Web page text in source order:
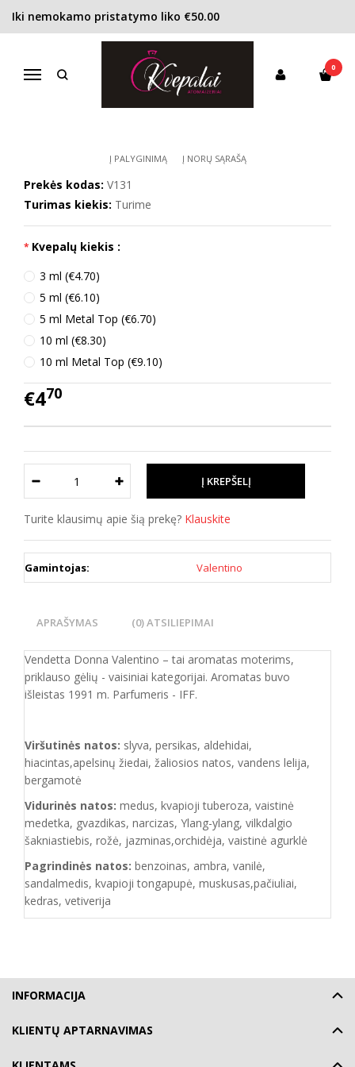
Iki nemokamo pristatymo liko €50.00
Navigacija
0
Pagrindinis KONCENTRACIJA
Tualetinis vanduo (EDT)
Valentino Vendetta Donna EDT moterims
VALENTINO VENDETTA DONNA
EDT MOTERIMS
Į PALYGINIMĄ Į NORŲ SĄRAŠĄ
Prekės kodas: V131
Turimas kiekis: Turime
Kvepalų kiekis :
3 ml (€4.70)
5 ml (€6.10)
5 ml Metal Top (€6.70)
10 ml (€8.30)
10 ml Metal Top (€9.10)
€470
Turite klausimų apie šią prekę? Klauskite
Gamintojas: Valentino
APRAŠYMAS (0) ATSILIEPIMAI
Vendetta Donna Valentino – tai aromatas moterims,
priklauso gėlių - vaisiniai kategorijai. Aromatas buvo
išleistas 1991 m. Parfumeris - IFF.
Viršutinės natos: slyva, persikas, aldehidai,
hiacintas,apelsinų žiedai, žaliosios natos, vandens lelija,
bergamotė
Vidurinės natos: medus, kvapioji tuberoza, vaistinė
medetka, gvazdikas, narcizas, Ylang-ylang, vilkdalgio
šakniastiebis, rožė, jazminas,orchidėja, vaistinė agurklė
Pagrindinės natos: benzoinas, ambra, vanilė,
sandalmedis, kvapioji tongapupė, muskusas,pačiuliai,
kedras, vetiverija
INFORMACIJA
KLIENTŲ APTARNAVIMAS